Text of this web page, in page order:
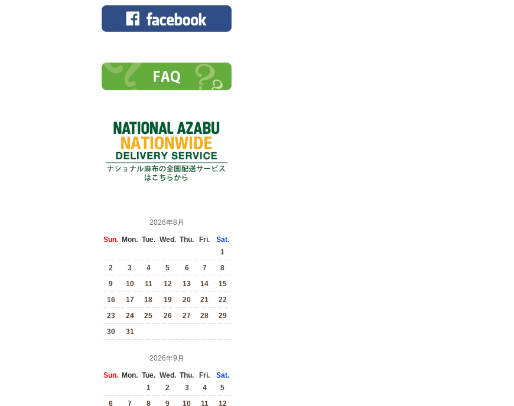
2026年8月
Sun. Mon. Tue. Wed. Thu. Fri.
Sat.
1
2
3 4 5 6 7
8
9
10 11 12 13 14
15
16
17 18 19 20 21
22
23
24 25 26 27 28
29
30
31
2026年9月
Sun. Mon. Tue. Wed. Thu. Fri.
Sat.
1
2 3 4
5
6
7 8 9 10 11 12